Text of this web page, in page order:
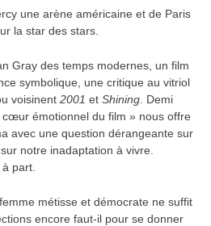
une arène américaine et de Paris
la star des stars.
Gray des temps modernes, un film
symbolique, une critique au vitriol
voisinent2001 etShining . Demi
émotionnel du film » nous offre
avec une question dérangeante sur
notre inadaptation à vivre.
part.
métisse et démocrate ne suffit
encore faut-il pour se donner